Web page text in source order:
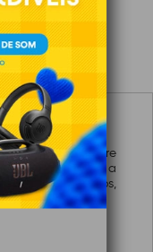
proteger sobre
sobre a
domésticos,